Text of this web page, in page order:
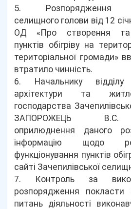
5. Розпорядження
селищного голови від 12
ОД «Про створення та
пунктів обігріву на
територіальної громади»
втратило чинність.
6. Начальнику відділу
архітектури та
господарства
ЗАПОРОЖЕЦЬ В.С.
оприлюднення даного
інформацію щодо
функціонування пунктів
сайті Зачепилівської
7. Контроль за
розпорядження покласти
питань діяльності